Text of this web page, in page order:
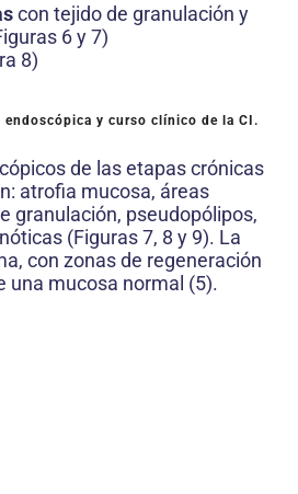
con tejido de granulación y
6 y 7)
8)
endoscópica y curso clínico de la CI.
de las etapas crónicas
atrofia mucosa, áreas
granulación, pseudopólipos,
(Figuras 7, 8 y 9). La
con zonas de regeneración
una mucosa normal (5).